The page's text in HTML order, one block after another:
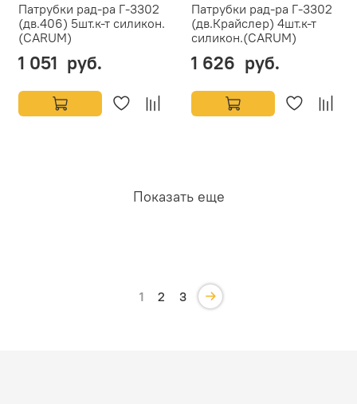
Патрубки рад-ра Г-3302
(дв.406) 5шт.к-т силикон.
(CARUM)
1 051 руб.
Патрубки рад-ра Г-3302
(дв.Крайслер) 4шт.к-т
силикон.(CARUM)
1 626 руб.
Показать еще
1 2 3